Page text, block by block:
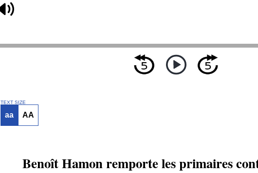
TEXT SIZE
aa AA
Benoît Hamon remporte les primaires